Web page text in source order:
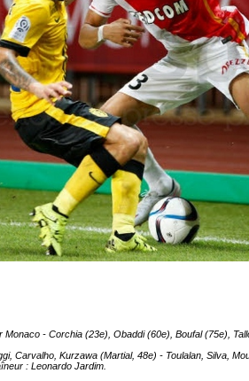
- Corchia (23e), Obaddi (60e), Boufal (75e),
Carvalho, Kurzawa (Martial, 48e) - Toulalan, Silva,
: Leonardo Jardim.